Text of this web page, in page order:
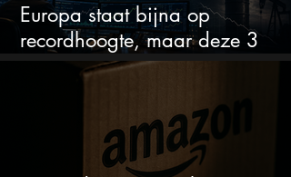
Europa staat bijna op
recordhoogte, maar deze 3
sectoren vallen nu op